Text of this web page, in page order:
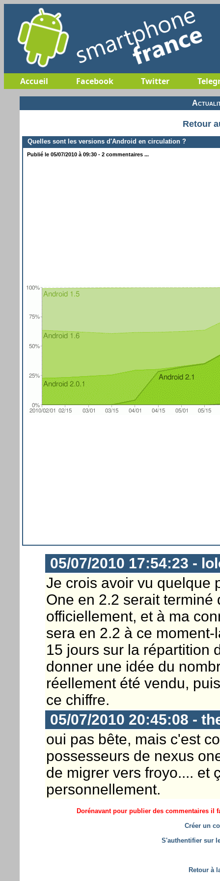
Accueil Facebook Twitter
Retour
Quelles sont les versions d'Android en circulation ?
Publié le 05/07/2010 à 09:30 - 2 commentaires ...
05/07/2010 17:54:23 -
Je crois avoir vu quelque
One en 2.2 serait
officiellement, et à ma
sera en 2.2 à ce
15 jours sur la répartition
donner une idée du
réellement été vendu,
ce chiffre.
05/07/2010 20:45:08 -
oui pas bête, mais c'est
possesseurs de nexus
de migrer vers froyo.... et
personnellement.
Dorénavant pour publier des commentaires il
Créer un
S'authentifier sur
Retour à